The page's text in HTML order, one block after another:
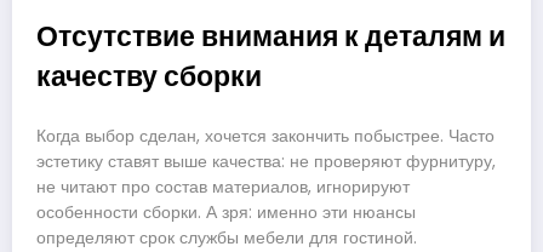
Отсутствие внимания к деталям и
качеству сборки
Когда выбор сделан, хочется закончить побыстрее. Часто
эстетику ставят выше качества: не проверяют фурнитуру,
не читают про состав материалов, игнорируют
особенности сборки. А зря: именно эти нюансы
определяют срок службы мебели для гостиной.